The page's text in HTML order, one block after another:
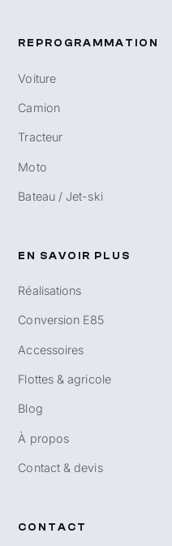
REPROGRAMMATION
Voiture
Camion
Tracteur
Moto
Bateau / Jet-ski
EN SAVOIR PLUS
Réalisations
Conversion E85
Accessoires
Flottes & agricole
Blog
À propos
Contact & devis
CONTACT